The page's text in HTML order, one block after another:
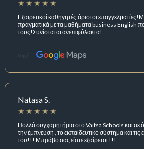
Εξαιρετικοί καθηγητές,άριστοι
πραγματικά με τα μαθήματα business English
τους!Συνίσταται ανεπιφύλακτα!
Πηγή:
Natasa S.
Πολλά συγχαρητήρια στο Vaitsa Schools και σε
την έμπνευση , το εκπαιδευτικό σύστημα και τις
του!!! Μπράβο σας είστε εξαίρετοι !!!